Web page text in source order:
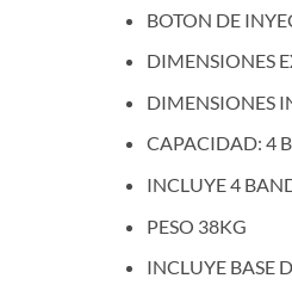
BOTON DE
DIMENSIONES
DIMENSIONES
CAPACIDAD: 4
INCLUYE 4
PESO 38KG
INCLUYE BASE